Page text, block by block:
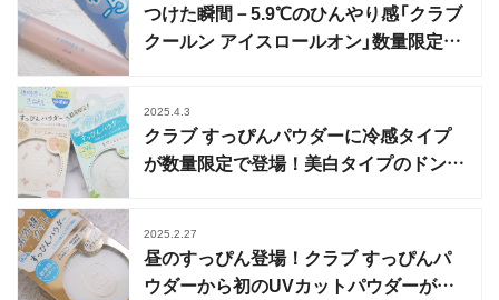
つけた瞬間－5.9℃のひんやり感「クラブ
クールン アイスロールオン」数量限定で
2025.4.3
クラブ すっぴんパウダーに冷感タイプ
が数量限定で登場！美白タイプのドンキ
2025.2.27
昼のすっぴん登場！クラブ すっぴんパ
ウダーから初のUVカットパウダーが数